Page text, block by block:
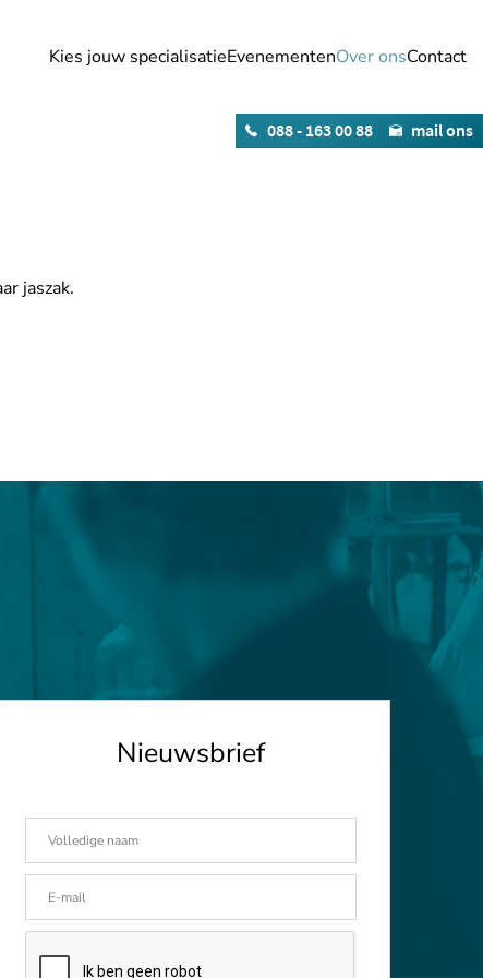
088 - 163 00 88 mail ons
Kies jouw specialisatieEvenementenOver onsContact
jaszak.
Nieuwsbrief